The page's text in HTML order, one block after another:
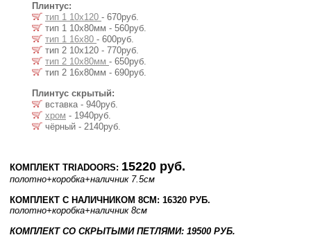
Плинтус:
тип 1 10х120 - 670руб.
тип 1 10х80мм - 560руб.
тип 1 16х80 - 600руб.
тип 2 10х120 - 770руб.
тип 2 10х80мм - 650руб.
тип 2 16х80мм - 690руб.
Плинтус скрытый:
вставка - 940руб.
хром - 1940руб.
чёрный - 2140руб.
КОМПЛЕКТ TRIADOORS: 15220 руб.
полотно+коробка+наличник 7.5см
КОМПЛЕКТ С НАЛИЧНИКОМ 8СМ: 16320 РУБ.
полотно+коробка+наличник 8см
КОМПЛЕКТ СО СКРЫТЫМИ ПЕТЛЯМИ: 19500 РУБ.